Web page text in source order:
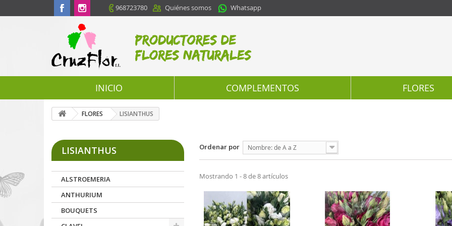
968723780 Quiénes somos Whatsapp
INICIO COMPLEMENTOS FLORES
FLORES LISIANTHUS
LISIANTHUS
ALSTROEMERIA
ANTHURIUM
BOUQUETS
Ordenar por Nombre: de A a Z
Mostrando 1 - 8 de 8 artículos